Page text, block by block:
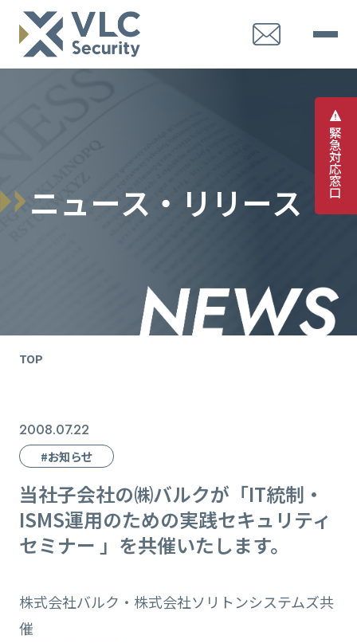
緊
急
対
応
窓
口
ニュース ・ リ リ ース
TOP
2008.07.22
#お知らせ
当社子会社の㈱バルクが「IT統制・
ISMS運用のための実践セキュリティ
セミナー 」を共催いたします。
株式会社バルク・株式会社ソリトンシステムズ共
催